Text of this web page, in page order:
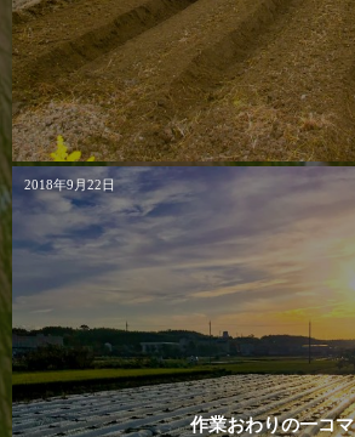
2018年9月22日
作業おわりの一コマ